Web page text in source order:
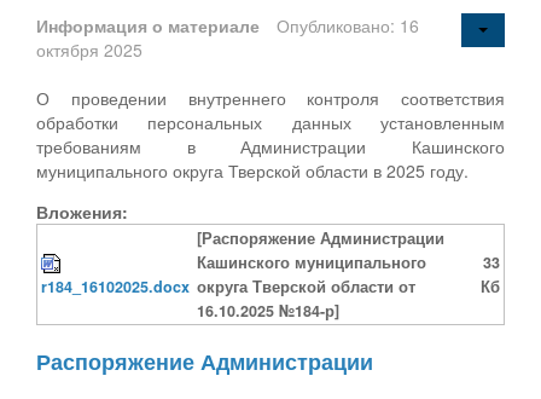
Информация о материале
Опубликовано: 16
октября 2025
О проведении внутреннего контроля соответствия
обработки персональных данных установленным
требованиям в Администрации Кашинского
муниципального округа Тверской области в 2025 году.
Вложения:
r184_16102025.docx
[Распоряжение Администрации
Кашинского муниципального
округа Тверской области от
16.10.2025 №184-р]
33
Кб
Распоряжение Администрации